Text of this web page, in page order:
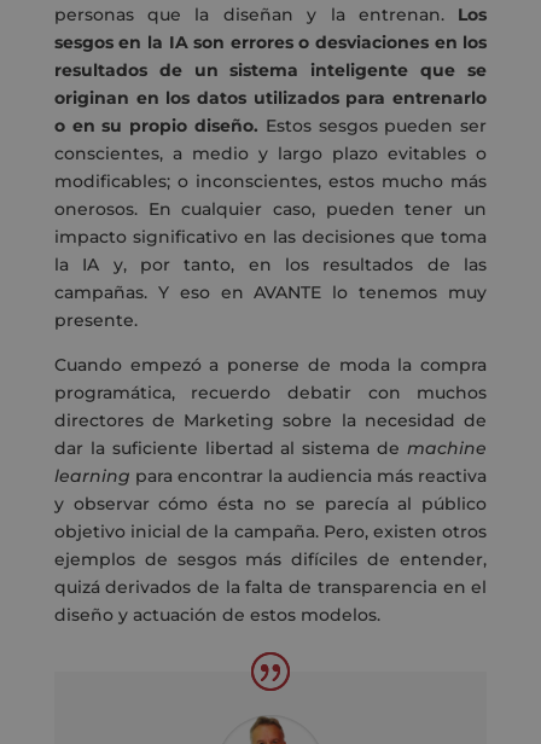
personas que la diseñan y la entrenan. Los
sesgos en la IA son errores o desviaciones en los
resultados de un sistema inteligente que se
originan en los datos utilizados para entrenarlo
o en su propio diseño. Estos sesgos pueden ser
conscientes, a medio y largo plazo evitables o
modificables; o inconscientes, estos mucho más
onerosos. En cualquier caso, pueden tener un
impacto significativo en las decisiones que toma
la IA y, por tanto, en los resultados de las
campañas. Y eso en AVANTE lo tenemos muy
presente.
Cuando empezó a ponerse de moda la compra
programática, recuerdo debatir con muchos
directores de Marketing sobre la necesidad de
dar la suficiente libertad al sistema demachine
learning para encontrar la audiencia más reactiva
y observar cómo ésta no se parecía al público
objetivo inicial de la campaña. Pero, existen otros
ejemplos de sesgos más difíciles de entender,
quizá derivados de la falta de transparencia en el
diseño y actuación de estos modelos.